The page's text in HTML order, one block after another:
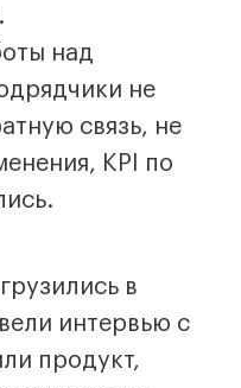
над
не
связь, не
KPI по
в
интервью с
продукт,